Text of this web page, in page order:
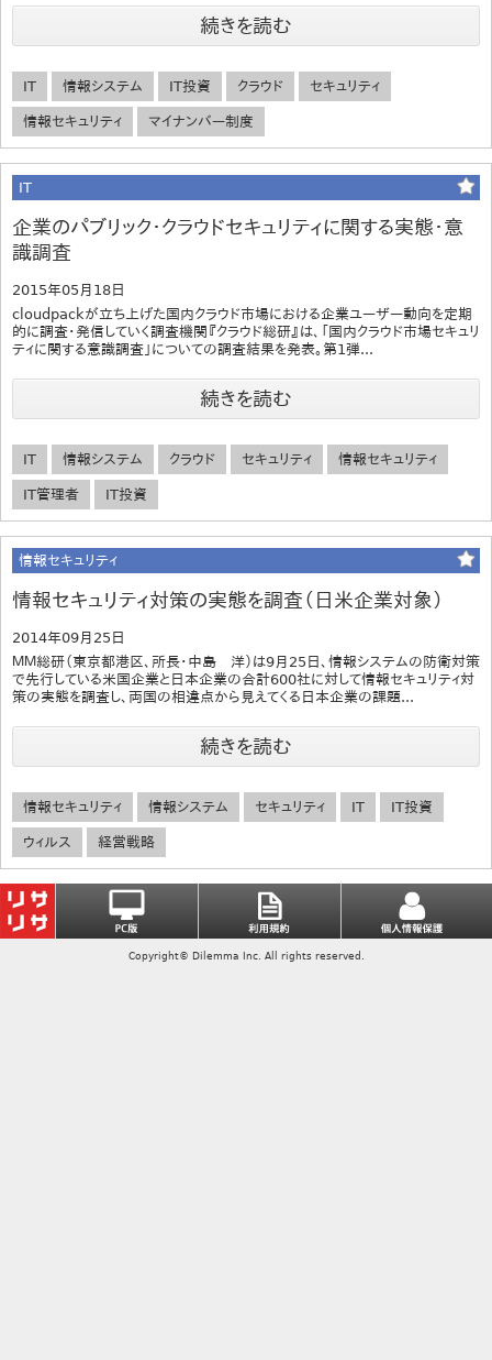
続きを読む
IT 情報システム IT投資 クラウド セキュリティ
情報セキュリティ マイナンバー制度
IT
企業のパブリック・クラウドセキュリティに関する実態・意
識調査
2015年05月18日
cloudpackが立ち上げた国内クラウド市場における企業ユーザー動向を定期
的に調査・発信していく調査機関『クラウド総研』は、「国内クラウド市場セキュリ
ティに関する意識調査」についての調査結果を発表。第1弾...
続きを読む
IT 情報システム クラウド セキュリティ 情報セキュリティ
IT管理者 IT投資
情報セキュリティ
情報セキュリティ対策の実態を調査（日米企業対象）
2014年09月25日
ＭＭ総研（東京都港区、所長･中島 洋）は9月25日、情報システムの防衛対策
で先行している米国企業と日本企業の合計600社に対して情報セキュリティ対
策の実態を調査し、両国の相違点から見えてくる日本企業の課題...
続きを読む
情報セキュリティ 情報システム セキュリティ IT IT投資
ウィルス 経営戦略
Copyright© Dilemma Inc. All rights reserved.